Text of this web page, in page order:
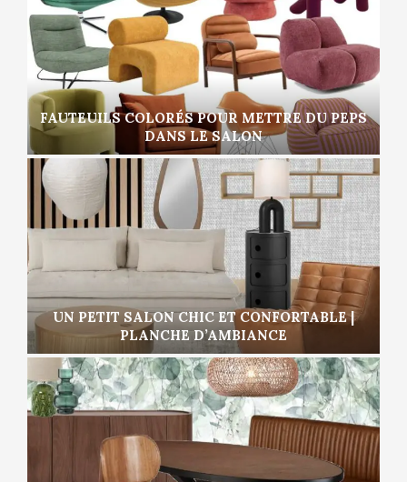
FAUTEUILS COLORÉS POUR METTRE DU PEPS
DANS LE SALON
UN PETIT SALON CHIC ET CONFORTABLE |
PLANCHE D’AMBIANCE